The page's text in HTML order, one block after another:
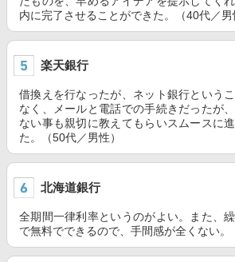
内に完了させることができた。（40代／男
楽天銀行
借換えを行なったが、ネット銀行という
なく、メールと電話での手続きだったが
ない事も親切に教えてもらいスムースに
た。（50代／男性）
北海道銀行
全期間一律利率というのがよい。また、
で無料でできるので、手間感が全くない。